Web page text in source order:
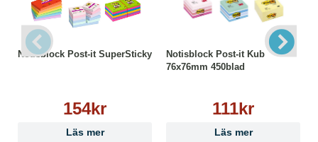
Notisblock Post-it SuperSticky
154kr
Läs mer
Notisblock Post-it Kub
76x76mm 450blad
111kr
Läs mer